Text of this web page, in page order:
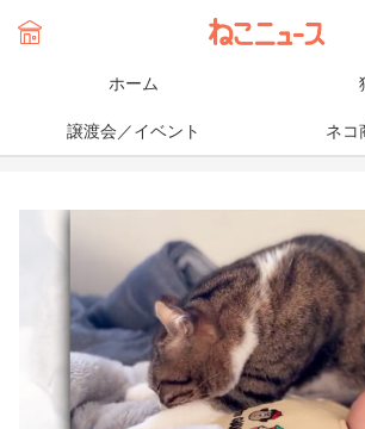
ホーム
譲渡会／イベント ネコ